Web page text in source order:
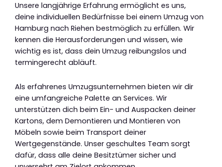
Unsere langjährige Erfahrung ermöglicht es uns,
deine individuellen Bedürfnisse bei einem Umzug von
Hamburg nach Riehen bestmöglich zu erfüllen. Wir
kennen die Herausforderungen und wissen, wie
wichtig es ist, dass dein Umzug reibungslos und
termingerecht abläuft.
Als erfahrenes Umzugsunternehmen bieten wir dir
eine umfangreiche Palette an Services. Wir
unterstützen dich beim Ein- und Auspacken deiner
Kartons, dem Demontieren und Montieren von
Möbeln sowie beim Transport deiner
Wertgegenstände. Unser geschultes Team sorgt
dafür, dass alle deine Besitztümer sicher und